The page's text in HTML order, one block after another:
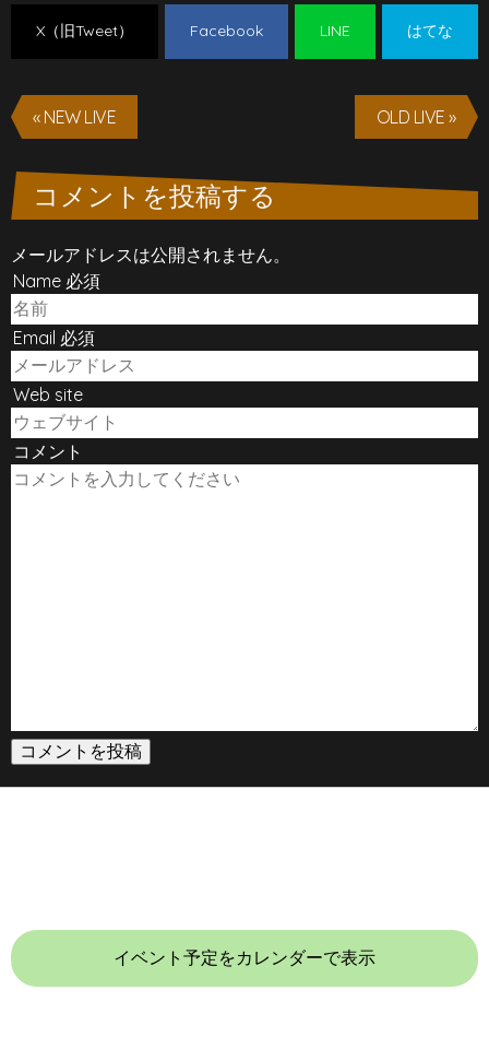
X（旧Tweet） Facebook LINE はてな
« NEW LIVE OLD LIVE »
コメントを投稿する
メールアドレスは公開されません。
Name 必須
Email 必須
Web site
コメント
イベント予定をカレンダーで表示